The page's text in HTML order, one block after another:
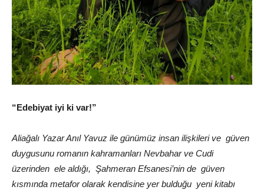
“Edebiyat iyi ki var!”
Aliağalı Yazar Anıl Yavuz ile günümüz insan ilişkileri ve güven
duygusunu romanın kahramanları Nevbahar ve Cudi
üzerinden ele aldığı, Şahmeran Efsanesi’nin de güven
kısmında metafor olarak kendisine yer bulduğu yeni kitabı